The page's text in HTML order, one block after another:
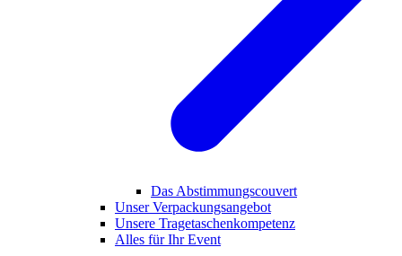
Das Abstimmungscouvert
Unser Verpackungsangebot
Unsere Tragetaschenkompetenz
Alles für Ihr Event